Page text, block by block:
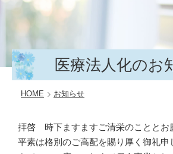
医療法人化のお
HOME お知らせ
拝啓 時下ますますご清栄のこととお
平素は格別のご高配を賜り厚く御礼申